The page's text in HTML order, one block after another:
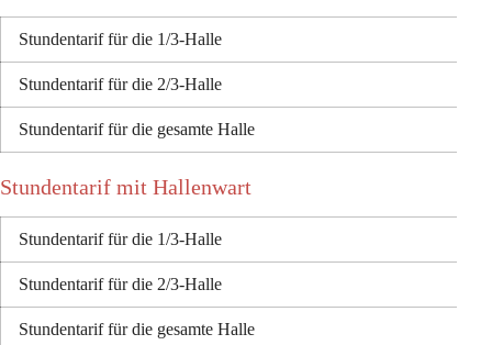
Stundentarif für die 1/3-Halle
Stundentarif für die 2/3-Halle
Stundentarif für die gesamte Halle
Stundentarif mit Hallenwart
Stundentarif für die 1/3-Halle
Stundentarif für die 2/3-Halle
Stundentarif für die gesamte Halle